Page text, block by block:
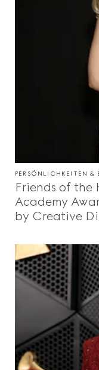
PERSÖNLICHKEITEN &
Friends of the
Academy
by Creative